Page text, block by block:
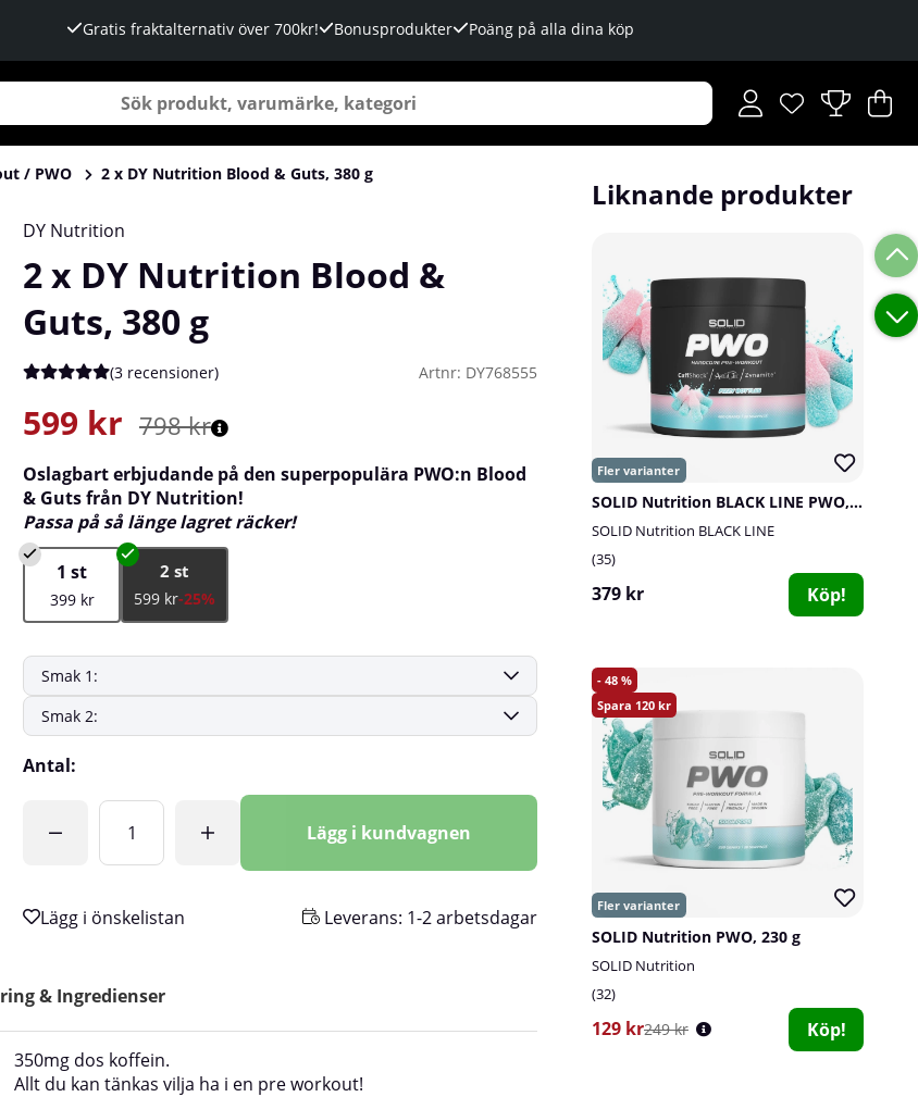
Gratis fraktalternativ över 700kr! Bonusprodukter Poäng på alla dina köp
Önskelista
Antal i
.
.
/ PWO 2 x DY Nutrition Blood & Guts, 380 g
DY Nutrition
2 x DY Nutrition Blood &
Guts, 380 g
Medelbetyg 5 av 5 Antal betyg 3
(3 recensioner) Artnr: DY768555
798kr
599 kr
Oslagbart erbjudande på den superpopulära PWO:n Blood
& Guts från DY Nutrition!
Passa på så länge lagret räcker!
1 st
399 kr
2 st
599 kr-25%
Antal:
Lägg i kundvagnen
Leverans: 1-2 arbetsdagar
Liknande produkter
SOLID Nutrition BLACK LINE PWO, 400 g
SOLID Nutrition BLACK LINE
35
379 kr Köp!
48
120
SOLID Nutrition PWO, 230 g
SOLID Nutrition
32
129 kr249 kr Köp!
& Ingredienser
350mg dos koffein.
Allt du kan tänkas vilja ha i en pre workout!